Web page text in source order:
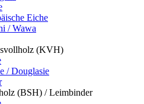
Eiche
/ Wawa
(KVH)
/ Douglasie
(BSH) / Leimbinder